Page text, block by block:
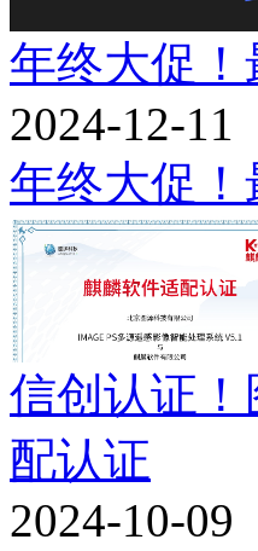
年终大促
2024-12-11
年终大促
信创认证
配认证
2024-10-09